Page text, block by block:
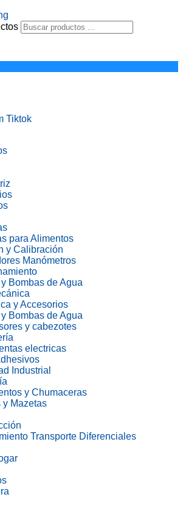
Tiktok
para Alimentos
y Calibración
Manómetros
Bombas de Agua
y Accesorios
Bombas de Agua
y cabezotes
electricas
Industrial
y Chumaceras
y Mazetas
Transporte Diferenciales